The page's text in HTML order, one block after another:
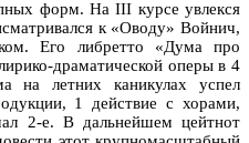
форм. На III курсе увлекся
к «Оводу» Войнич,
Его либретто «Дума про
драматической оперы в 4
на летних каникулах успел
1 действие с хорами,
2-е. В дальнейшем цейтнот